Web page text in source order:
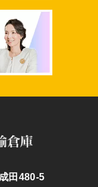
田480-5